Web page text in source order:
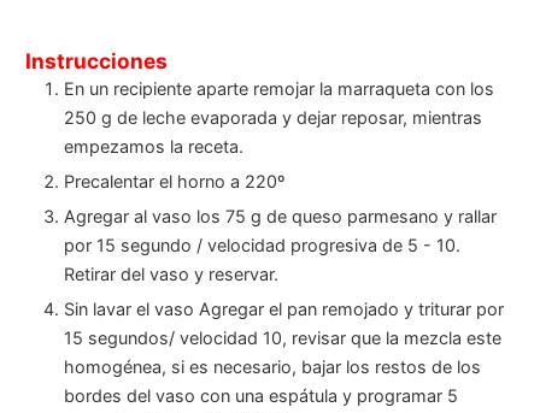
Instrucciones
En un recipiente aparte remojar la marraqueta con los
250 g de leche evaporada y dejar reposar, mientras
empezamos la receta.
Precalentar el horno a 220º
Agregar al vaso los 75 g de queso parmesano y rallar
por 15 segundo / velocidad progresiva de 5 - 10.
Retirar del vaso y reservar.
Sin lavar el vaso Agregar el pan remojado y triturar por
15 segundos/ velocidad 10, revisar que la mezcla este
homogénea, si es necesario, bajar los restos de los
bordes del vaso con una espátula y programar 5